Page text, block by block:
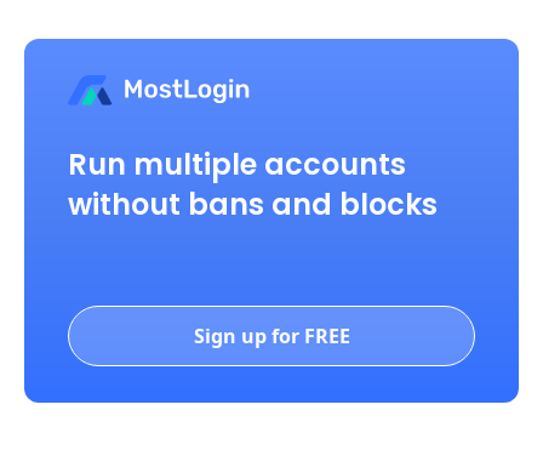
Run multiple accounts
without bans and blocks
Sign up for FREE